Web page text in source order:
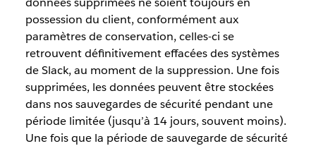
possession du client, conformément aux
paramètres de conservation, celles-ci se
retrouvent définitivement effacées des systèmes
de Slack, au moment de la suppression. Une fois
supprimées, les données peuvent être stockées
dans nos sauvegardes de sécurité pendant une
période limitée (jusqu’à 14 jours, souvent moins).
Une fois que la période de sauvegarde de sécurité